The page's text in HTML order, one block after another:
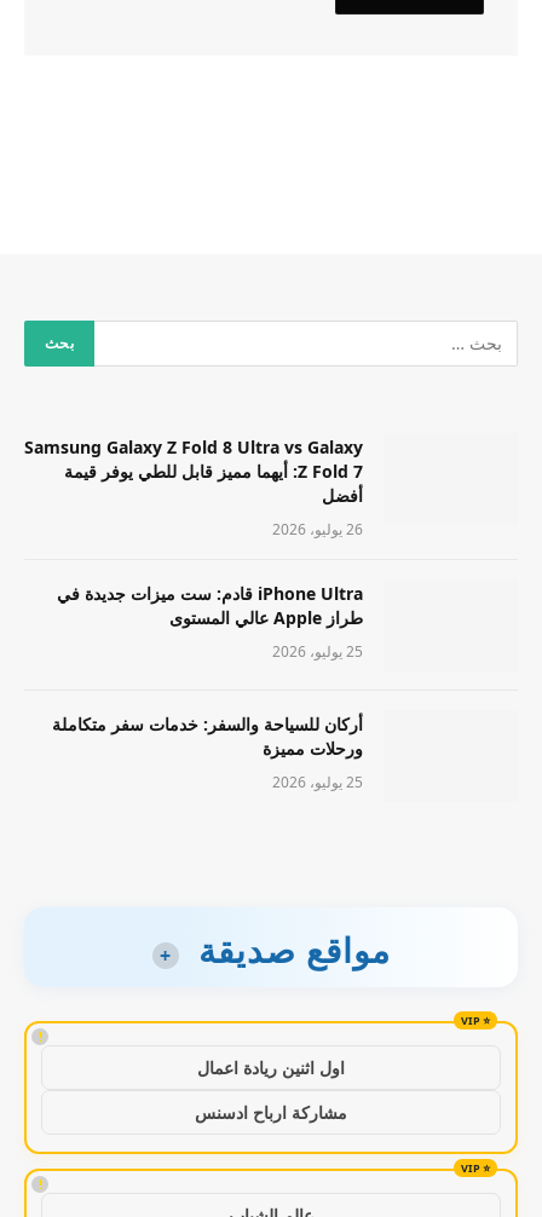
Samsung Galaxy Z Fold 8 Ultra vs Galaxy
Z Fold 7: أيهما مميز قابل للطي يوفر قيمة
أفضل
26 يوليو، 2026
iPhone Ultra قادم: ست ميزات جديدة في
طراز Apple عالي المستوى
25 يوليو، 2026
أركان للسياحة والسفر: خدمات سفر متكاملة
ورحلات مميزة
25 يوليو، 2026
مواقع صديقة +
!
اول اثنين ريادة اعمال
مشاركة ارباح ادسنس
!